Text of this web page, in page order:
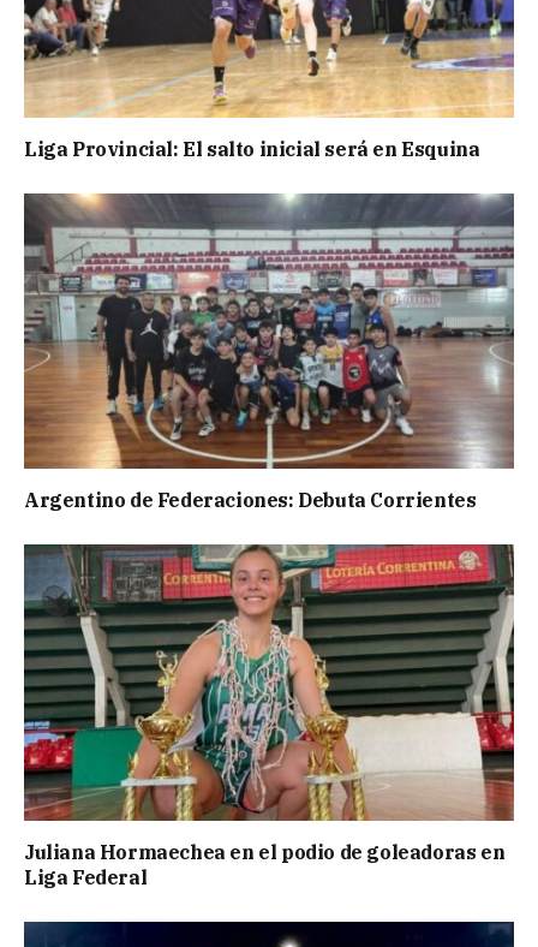
Liga Provincial: El salto inicial será en Esquina
Argentino de Federaciones: Debuta Corrientes
Juliana Hormaechea en el podio de goleadoras en
Liga Federal